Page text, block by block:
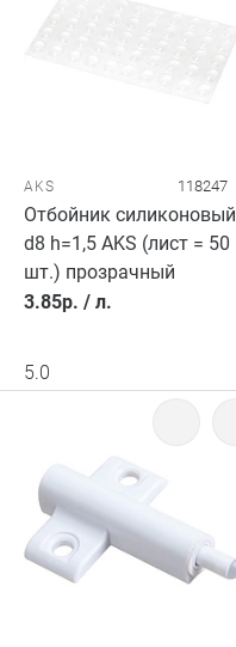
AKS 118247
Отбойник силиконовый
d8 h=1,5 AKS (лист = 50
шт.) прозрачный
3.85р. / л.
5.0